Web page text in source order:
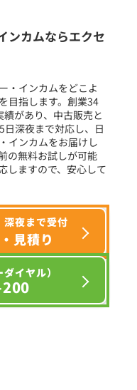
等)
ト
ンカムならエクセ
・インカムをどこよ
目指します。創業34
があり、中古販売と
深夜まで対応し、日
インカムをお届けし
の無料お試しが可能
しますので、安心して
夜まで受付
見積り
イヤル）